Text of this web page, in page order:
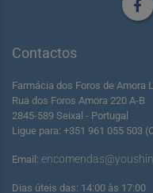
Contactos
Farmácia dos Foros de Amora
Rua dos Foros Amora 220 A-B
2845-589 Seixal - Portugal
Ligue para: +351 961 055 503
Email:
Dias úteis das: 14:00 às 17:00